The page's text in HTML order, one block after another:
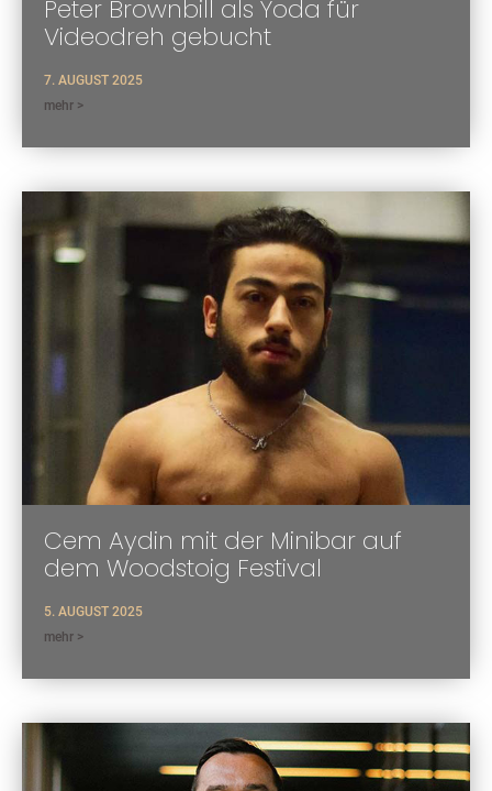
Peter Brownbill als Yoda für
Videodreh gebucht
7. AUGUST 2025
mehr >
Cem Aydin mit der Minibar auf
dem Woodstoig Festival
5. AUGUST 2025
mehr >